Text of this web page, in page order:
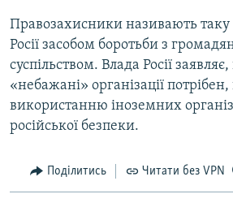
Правозахисники називають
Росії засобом боротьби з
суспільством. Влада Росії
«небажані» організації
використанню іноземних
російської безпеки.
Поділитись Читати без VPN